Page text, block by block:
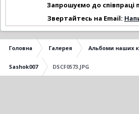
Запрошуємо до співпраці
Звертайтесь на Email:
Головна Галерея Альбоми наших
Sashok007 DSCF0573.JPG